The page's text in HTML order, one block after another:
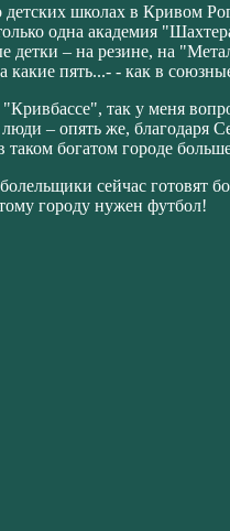
школах в Кривом
одна академия
детки – на резине, на
какие пять...- - как в
так у меня
– опять же,
богатом городе
сейчас готовят
городу нужен футбол!